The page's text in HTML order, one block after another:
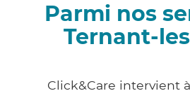
Parmi nos
Ternant-
Click&Care intervient